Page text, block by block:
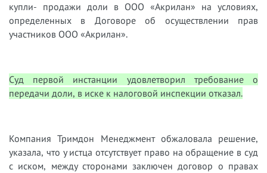
купли- продажи доли в ООО «Акрилан» на условиях,
определенных в Договоре об осуществлении прав
участников ООО «Акрилан».
Суд первой инстанции удовлетворил требование о
передачи доли, в иске к налоговой инспекции отказал.
Компания Тримдон Менеджмент обжаловала решение,
указала, что у истца отсутствует право на обращение в суд
с иском, между сторонами заключен договор о правах